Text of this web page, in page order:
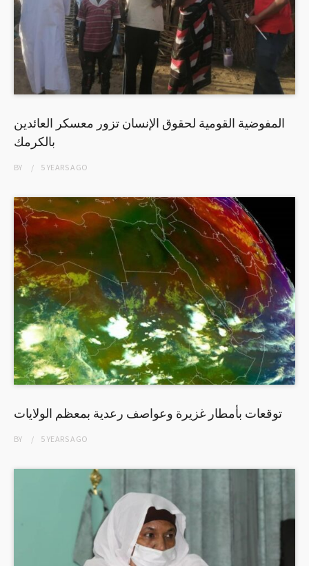
المفوضية القومية لحقوق الإنسان تزور معسكر العائدين
بالكرمك
BY 5 YEARSAGO
توقعات بأمطار غزيرة وعواصف رعدية بمعظم الولايات
BY 5 YEARSAGO